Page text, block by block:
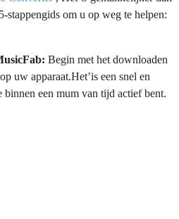
stappengids om u op weg te helpen:
Begin met het downloaden
uw apparaat.Het’is een snel en
binnen een mum van tijd actief bent.